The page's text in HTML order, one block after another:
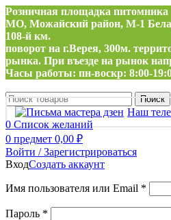
Розничная площадка питомника
МО, Можайский район, М-1
108-й км.
поворот на г.Верея, 300м.
рынка. При въезде на рынок
Часы работы: пн-воскр: 8:00-
Поиск
Наш
0 Список желаний
0 предмет 0,00 ₽
Войти / Зарегистрироваться
ВходСоздать аккаунт
Имя пользователя или Email *
Пароль *